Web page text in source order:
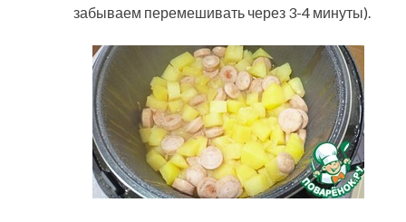
забываем перемешивать через 3-4 минуты).